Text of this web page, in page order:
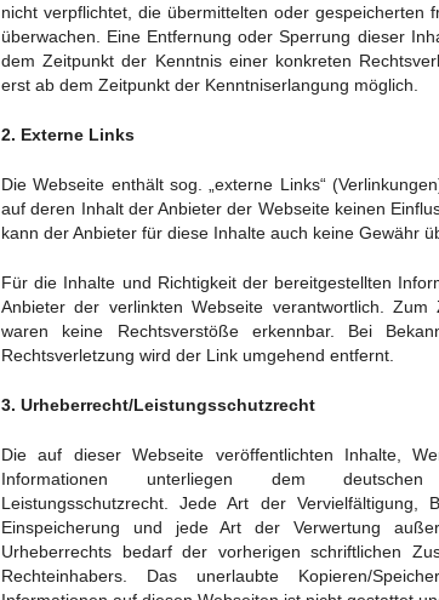
nicht verpflichtet, die übermittelten oder gespeicherten
überwachen. Eine Entfernung oder Sperrung dieser
dem Zeitpunkt der Kenntnis einer konkreten
erst ab dem Zeitpunkt der Kenntniserlangung möglich.
2. Externe Links
Die Webseite enthält sog. „externe Links“
auf deren Inhalt der Anbieter der Webseite keinen
kann der Anbieter für diese Inhalte auch keine Gewähr
Für die Inhalte und Richtigkeit der bereitgestellten
Anbieter der verlinkten Webseite verantwortlich. Zum
waren keine Rechtsverstöße erkennbar. Bei
Rechtsverletzung wird der Link umgehend entfernt.
3. Urheberrecht/Leistungsschutzrecht
Die auf dieser Webseite veröffentlichten Inhalte,
Informationen unterliegen dem
Leistungsschutzrecht. Jede Art der Vervielfältigung,
Einspeicherung und jede Art der Verwertung
Urheberrechts bedarf der vorherigen schriftlichen
Rechteinhabers. Das unerlaubte Kopieren/